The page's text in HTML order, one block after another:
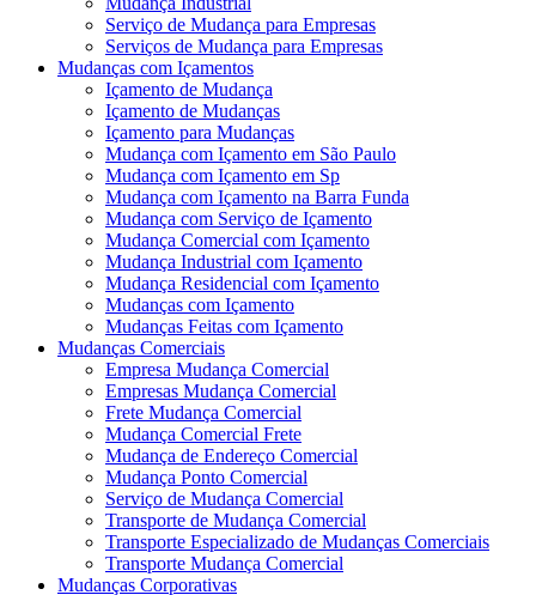
Serviço de Mudança para Empresas
Serviços de Mudança para Empresas
Mudanças com Içamentos
Içamento de Mudança
Içamento de Mudanças
Içamento para Mudanças
Mudança com Içamento em São Paulo
Mudança com Içamento em Sp
Mudança com Içamento na Barra Funda
Mudança com Serviço de Içamento
Mudança Comercial com Içamento
Mudança Industrial com Içamento
Mudança Residencial com Içamento
Mudanças com Içamento
Mudanças Feitas com Içamento
Mudanças Comerciais
Empresa Mudança Comercial
Empresas Mudança Comercial
Frete Mudança Comercial
Mudança Comercial Frete
Mudança de Endereço Comercial
Mudança Ponto Comercial
Serviço de Mudança Comercial
Transporte de Mudança Comercial
Transporte Especializado de Mudanças Comerciais
Transporte Mudança Comercial
Mudanças Corporativas